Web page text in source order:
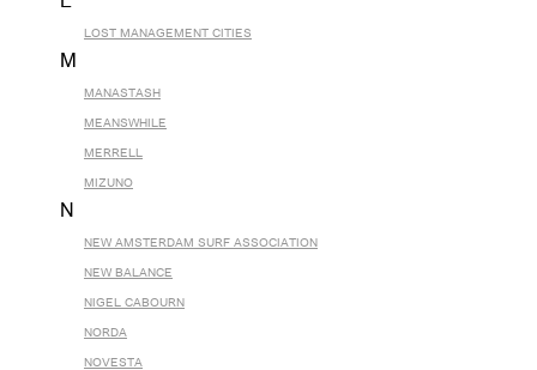
LOST MANAGEMENT CITIES
M
MANASTASH
MEANSWHILE
MERRELL
MIZUNO
N
NEW AMSTERDAM SURF ASSOCIATION
NEW BALANCE
NIGEL CABOURN
NORDA
NOVESTA